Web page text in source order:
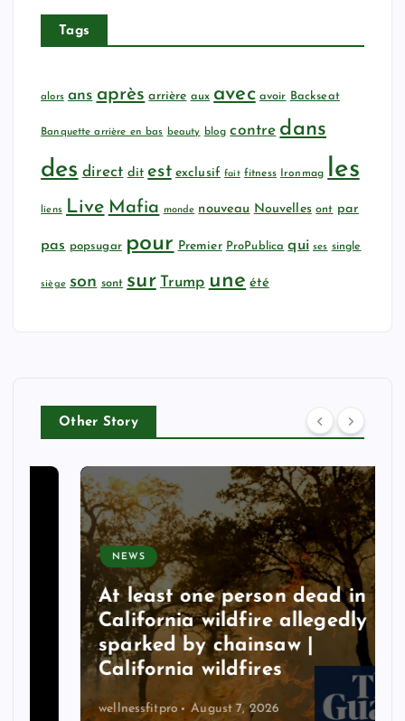
Tags
alors ans après arrière aux avec avoir Backseat
Banquette arrière en bas beauty blog contre dans
des direct dit est exclusif fait fitness Ironmag les
liens Live Mafia monde nouveau Nouvelles ont par
pas popsugar pour Premier ProPublica qui ses single
siège son sont sur Trump une été
Other Story
NEWS
At least one person dead in
California wildfire allegedly
sparked by chainsaw |
California wildfires
wellnessfitpro August 7, 2026